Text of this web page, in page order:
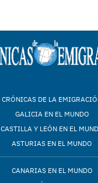
CRÓNICAS DE LA
GALICIA EN EL MUNDO
CASTILLA Y LEÓN EN EL
ASTURIAS EN EL MUNDO
CANARIAS EN EL MUNDO